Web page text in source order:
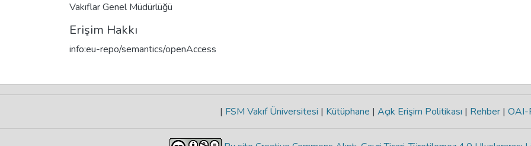
Vakıflar Genel Müdürlüğü
Erişim Hakkı
info:eu-repo/semantics/openAccess
| FSM Vakıf Üniversitesi | Kütüphane | Açık Erişim Politikası | Rehber | OAI-